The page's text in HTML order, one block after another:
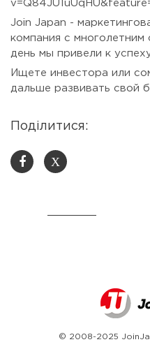
Join Japan -
компания с
день мы привели к
Ищете инвестора или
дальше развивать свой
Поділитися:
X
© 2008-2025